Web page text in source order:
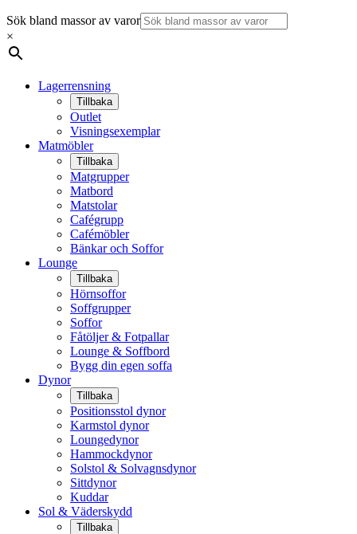
Sök bland massor av varor
×
Lagerrensning
Tillbaka
Outlet
Visningsexemplar
Matmöbler
Tillbaka
Matgrupper
Matbord
Matstolar
Cafégrupp
Cafémöbler
Bänkar och Soffor
Lounge
Tillbaka
Hörnsoffor
Soffgrupper
Soffor
Fåtöljer & Fotpallar
Lounge & Soffbord
Bygg din egen soffa
Dynor
Tillbaka
Positionsstol dynor
Karmstol dynor
Loungedynor
Hammockdynor
Solstol & Solvagnsdynor
Sittdynor
Kuddar
Sol & Väderskydd
Tillbaka